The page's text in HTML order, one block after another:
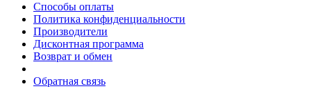
Способы оплаты
Политика конфиденциальности
Производители
Дисконтная программа
Возврат и обмен
Обратная связь